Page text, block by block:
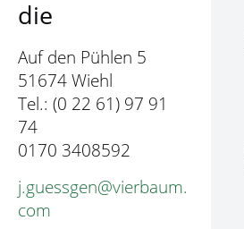
die
Auf den Pühlen 5
51674 Wiehl
Tel.: (0 22 61) 97 91
74
0170 3408592
j.guessgen@vierbaum.
com